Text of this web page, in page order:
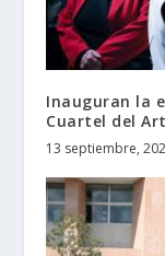
Inauguran la
Cuartel del
13 septiembre,